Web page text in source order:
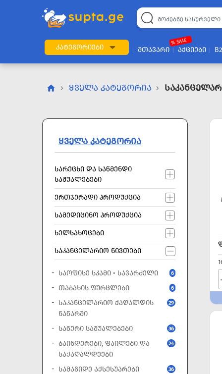
ᲙᲐᲢᲔᲒᲝᲠᲘᲔᲑᲘ ᲛᲗᲐᲕᲐᲠᲘ ᲐᲥᲪᲘᲔᲑᲘ
% SALE
ᲧᲕᲔᲚᲐ ᲙᲐᲢᲔᲒᲝᲠᲘᲐ
ᲧᲕᲔᲚᲐ ᲙᲐᲢᲔᲒᲝᲠᲘᲐ
ᲡᲐᲠᲔᲪᲮᲘ ᲓᲐ ᲡᲐᲬᲛᲔᲜᲓᲘ
ᲡᲐᲨᲣᲐᲚᲔᲑᲔᲑᲘ
ᲔᲠᲗᲯᲔᲠᲐᲓᲘ ᲞᲠᲝᲓᲣᲥᲪᲘᲐ
ᲡᲐᲛᲔᲓᲘᲪᲘᲜᲝ ᲞᲠᲝᲓᲣᲥᲪᲘᲐ
ᲮᲔᲚᲡᲐᲮᲝᲪᲔᲑᲘ
ᲡᲐᲙᲐᲜᲪᲔᲚᲐᲠᲘᲝ ᲜᲘᲕᲗᲔᲑᲘ
ᲡᲐᲝᲤᲘᲡᲔ ᲡᲙᲐᲛᲘ • ᲡᲐᲕᲐᲠᲫᲔᲚᲘ 6
ᲗᲐᲑᲐᲮᲘᲡ ᲤᲣᲠᲪᲚᲔᲑᲘ 6
ᲡᲐᲙᲐᲜᲪᲔᲚᲐᲠᲘᲝ ᲥᲐᲦᲐᲚᲓᲘᲡ
ᲜᲐᲬᲐᲠᲛᲘ
29
ᲡᲐᲬᲔᲠᲘ ᲡᲐᲨᲣᲐᲚᲔᲑᲔᲑᲘ 36
ᲑᲐᲘᲜᲓᲔᲠᲔᲑᲘ, ᲤᲐᲘᲚᲔᲑᲘ ᲓᲐ
ᲡᲐᲥᲐᲦᲐᲚᲓᲔᲔᲑᲘ
24
ᲡᲐᲛᲐᲒᲘᲓᲔ ᲐᲥᲡᲔᲡᲣᲐᲠᲔᲑᲘ 36